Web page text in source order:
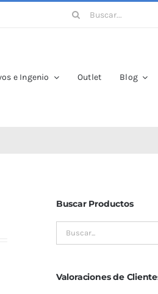
Buscar:
e Ingenio Outlet Blog
Buscar Productos
Valoraciones de